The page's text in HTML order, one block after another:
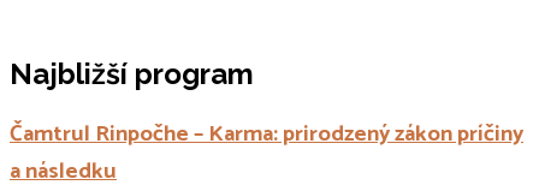
Najbližší program
Čamtrul Rinpočhe – Karma: prirodzený zákon príčiny
a následku